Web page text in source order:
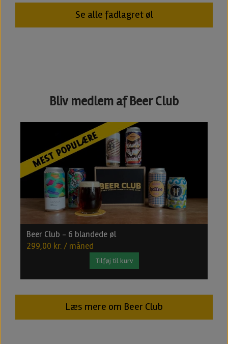
Se alle fadlagret øl
Bliv medlem af Beer Club
Beer Club - 6 blandede øl
299,00 kr. / måned
Tilføj til kurv
Læs mere om Beer Club